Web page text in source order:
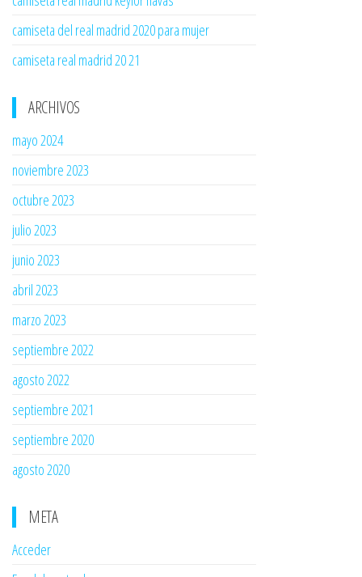
camiseta del real madrid 2020 para mujer
camiseta real madrid 20 21
ARCHIVOS
mayo 2024
noviembre 2023
octubre 2023
julio 2023
junio 2023
abril 2023
marzo 2023
septiembre 2022
agosto 2022
septiembre 2021
septiembre 2020
agosto 2020
META
Acceder